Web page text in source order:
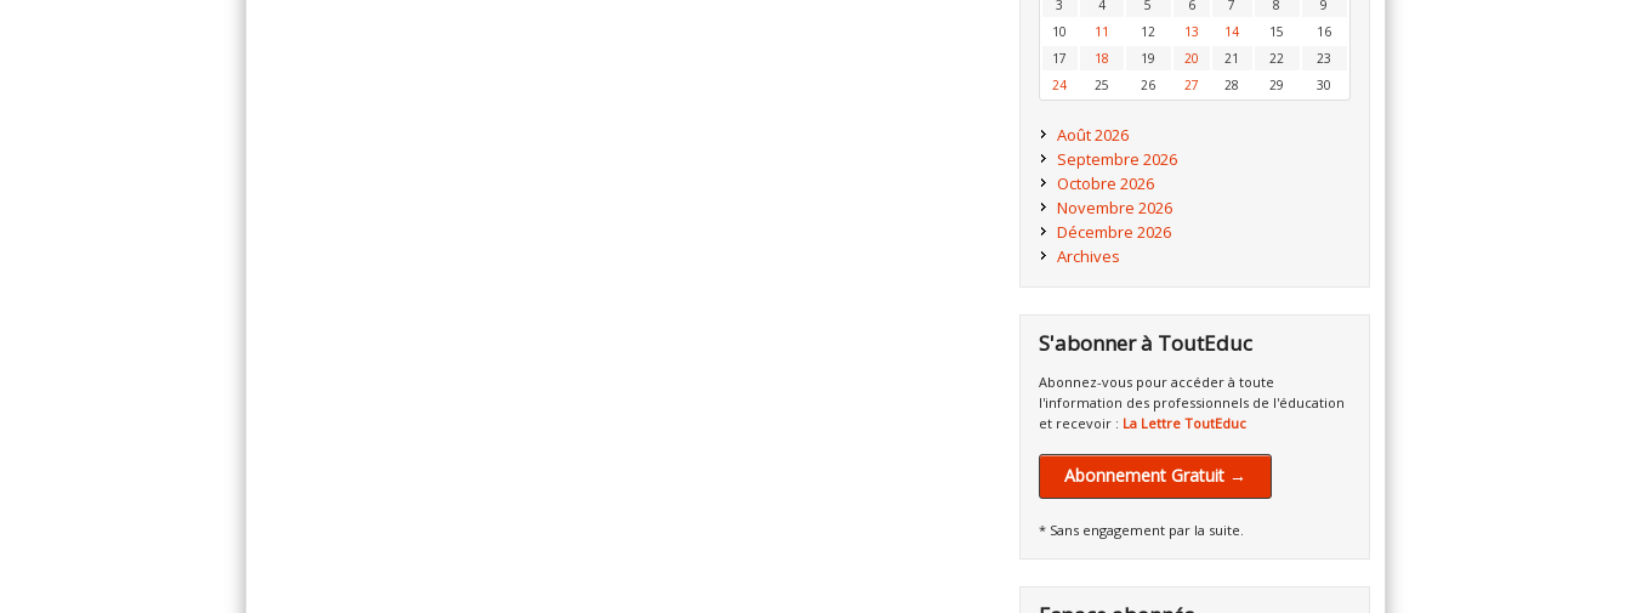
3
4 5 6 7 8
9
10
11 12 13 14 15
16
17
18 19 20 21 22
23
24
25 26 27 28 29 30
Août 2026
Septembre 2026
Octobre 2026
Novembre 2026
Décembre 2026
Archives
S'abonner à ToutEduc
Abonnez-vous pour accéder à toute
l'information des professionnels de l'éducation
et recevoir : La Lettre ToutEduc
Abonnement Gratuit →
* Sans engagement par la suite.